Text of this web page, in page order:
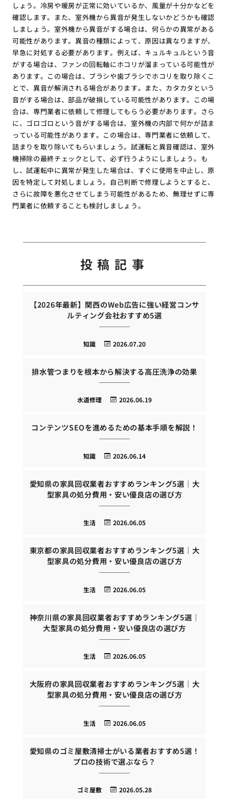
しょう。冷房や暖房が正常に効いているか、風量が十分かなどを
確認します。また、室外機から異音が発生しないかどうかも確認
しましょう。室外機から異音がする場合は、何らかの異常がある
可能性があります。異音の種類によって、原因は異なりますが、
早急に対処する必要があります。例えば、キュルキュルという音
がする場合は、ファンの回転軸にホコリが溜まっている可能性が
あります。この場合は、ブラシや歯ブラシでホコリを取り除くこ
とで、異音が解消される場合があります。また、カタカタという
音がする場合は、部品が破損している可能性があります。この場
合は、専門業者に依頼して修理してもらう必要があります。さら
に、ゴロゴロという音がする場合は、室外機の内部で何かが詰ま
っている可能性があります。この場合は、専門業者に依頼して、
詰まりを取り除いてもらいましょう。試運転と異音確認は、室外
機掃除の最終チェックとして、必ず行うようにしましょう。も
し、試運転中に異常が発生した場合は、すぐに使用を中止し、原
因を特定して対処しましょう。自己判断で修理しようとすると、
さらに故障を悪化させてしまう可能性があるため、無理せずに専
門業者に依頼することも検討しましょう。
投稿記事
【2026年最新】関西のWeb広告に強い経営コンサ
ルティング会社おすすめ5選
2026.07.20
知識
排水管つまりを根本から解決する高圧洗浄の効果
2026.06.19
水道修理
コンテンツSEOを進めるための基本手順を解説！
2026.06.14
知識
愛知県の家具回収業者おすすめランキング5選｜大
型家具の処分費用・安い優良店の選び方
2026.06.05
生活
東京都の家具回収業者おすすめランキング5選｜大
型家具の処分費用・安い優良店の選び方
2026.06.05
生活
神奈川県の家具回収業者おすすめランキング5選｜
大型家具の処分費用・安い優良店の選び方
2026.06.05
生活
大阪府の家具回収業者おすすめランキング5選｜大
型家具の処分費用・安い優良店の選び方
2026.06.05
生活
愛知県のゴミ屋敷清掃士がいる業者おすすめ5選！
プロの技術で選ぶなら？
2026.05.28
ゴミ屋敷